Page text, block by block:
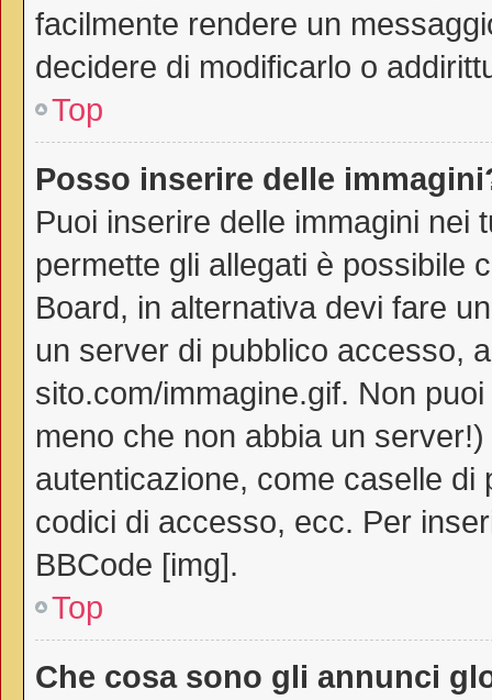
facilmente rendere un
decidere di modificarlo o
Top
Posso inserire delle
Puoi inserire delle immagini nei
permette gli allegati è possibile
Board, in alternativa devi fare
un server di pubblico accesso,
sito.com/immagine.gif. Non
meno che non abbia un
autenticazione, come caselle
codici di accesso, ecc. Per
BBCode [img].
Top
Che cosa sono gli annunci